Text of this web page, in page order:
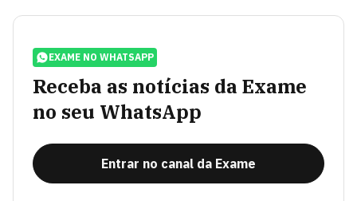
EXAME NO WHATSAPP
Receba as notícias da Exame
no seu WhatsApp
Entrar no canal da Exame